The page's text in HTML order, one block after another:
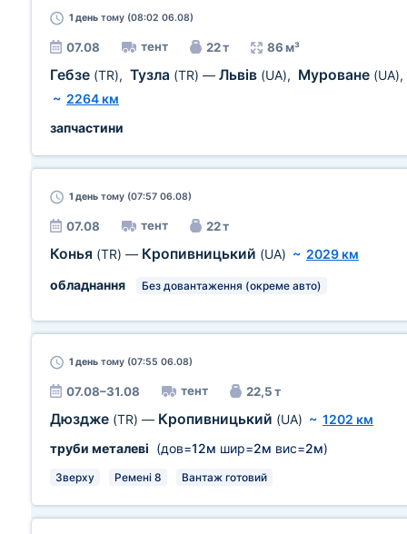
1 день тому (08:02 06.08)
07.08 тент 22 т 86 м³
Гебзе (TR), Тузла (TR) — Львів (UA), Муроване (UA),
~ 2264 км
запчастини
1 день тому (07:57 06.08)
07.08 тент 22 т
Конья (TR) — Кропивницький (UA) ~ 2029 км
обладнання
Без довантаження (окреме авто)
1 день тому (07:55 06.08)
07.08–31.08 тент 22,5 т
Дюздже (TR) — Кропивницький (UA) ~ 1202 км
труби металеві (дов=12м шир=2м вис=2м)
Зверху Ремені 8 Вантаж готовий